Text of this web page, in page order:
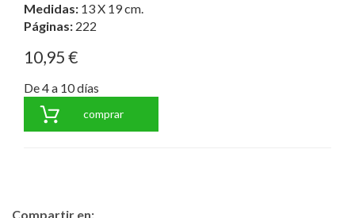
Medidas: 13 X 19 cm.
Páginas: 222
10,95 €
De 4 a 10 días
comprar
Compartir en: